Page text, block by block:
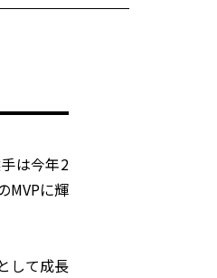
は今年2
MVPに輝
して成長